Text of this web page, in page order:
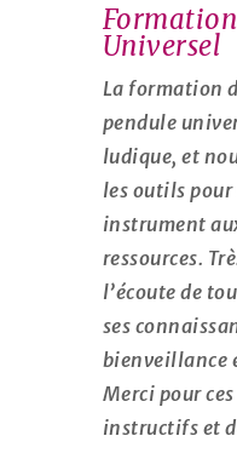
Universel
La formation
pendule
ludique, et
les outils
instrument
ressources.
l’écoute de
ses
bienveillance
Merci pour
instructifs et